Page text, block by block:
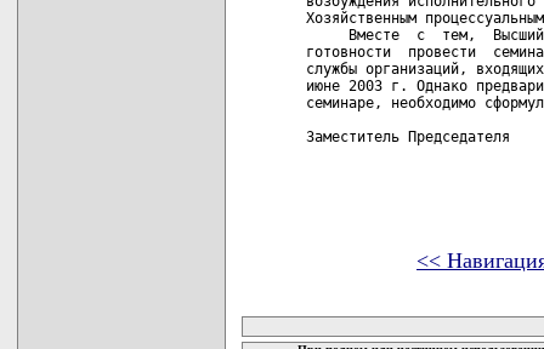
Хозяйственным
Вместе  с  тем,
готовности  провести
службы организаций,
июне 2003 г. Однако
семинаре, необходимо
Заместитель
<<